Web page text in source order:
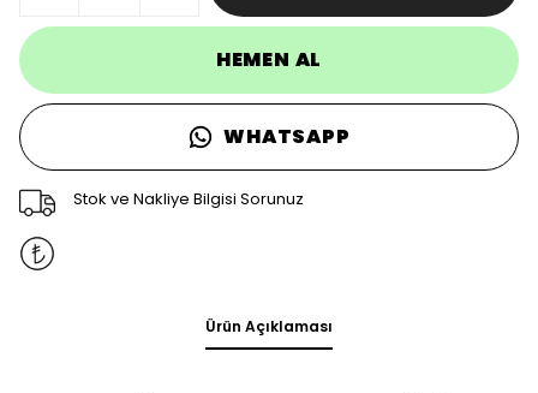
HEMEN AL
WHATSAPP
Stok ve Nakliye Bilgisi Sorunuz
Ürün Açıklaması